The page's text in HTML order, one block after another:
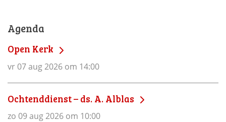
Agenda
Open Kerk
vr 07 aug 2026 om 14:00
Ochtenddienst – ds. A. Alblas
zo 09 aug 2026 om 10:00